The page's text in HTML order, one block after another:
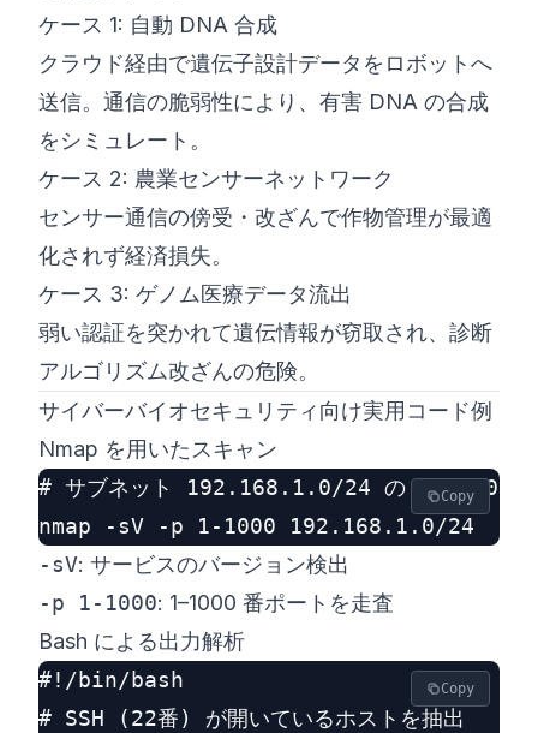
ケース 1: 自動 DNA 合成
クラウド経由で遺伝子設計データをロボットへ
送信。通信の脆弱性により、有害 DNA の合成
をシミュレート。
ケース 2: 農業センサーネットワーク
センサー通信の傍受・改ざんで作物管理が最適
化されず経済損失。
ケース 3: ゲノム医療データ流出
弱い認証を突かれて遺伝情報が窃取され、診断
アルゴリズム改ざんの危険。
サイバーバイオセキュリティ向け実用コード例
Nmap を用いたスキャン
# サブネット 192.168.1.0/24 の 1–1000 番
Copy
-sV: サービスのバージョン検出
-p 1-1000: 1–1000 番ポートを走査
Bash による出力解析
#!/bin/bash
# SSH (22番) が開いているホストを抽出
Copy